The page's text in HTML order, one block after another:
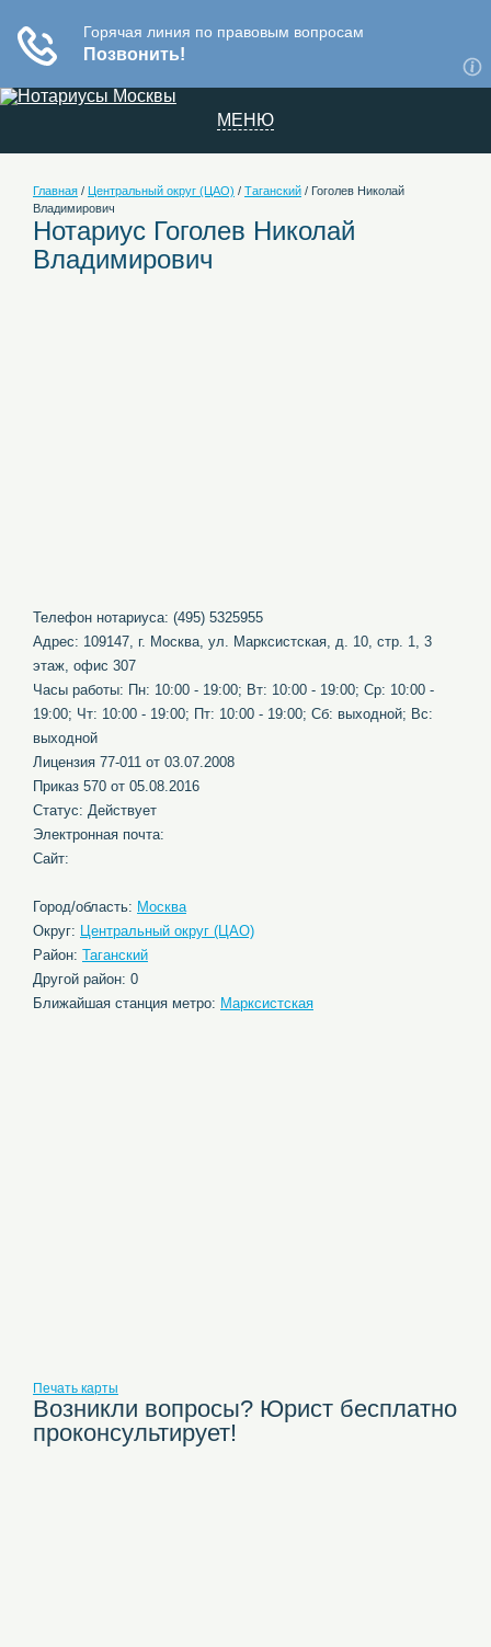
МЕНЮ
Главная / Центральный округ (ЦАО) / Таганский / Гоголев Николай
Владимирович
Нотариус Гоголев Николай
Владимирович
Телефон нотариуса: (495) 5325955
Адрес: 109147, г. Москва, ул. Марксистская, д. 10, стр. 1, 3
этаж, офис 307
Часы работы: Пн: 10:00 - 19:00; Вт: 10:00 - 19:00; Ср: 10:00 -
19:00; Чт: 10:00 - 19:00; Пт: 10:00 - 19:00; Сб: выходной; Вс:
выходной
Лицензия 77-011 от 03.07.2008
Приказ 570 от 05.08.2016
Статус: Действует
Электронная почта:
Сайт:
Город/область: Москва
Округ: Центральный округ (ЦАО)
Район: Таганский
Другой район: 0
Ближайшая станция метро: Марксистская
Печать карты
Возникли вопросы? Юрист бесплатно
проконсультирует!